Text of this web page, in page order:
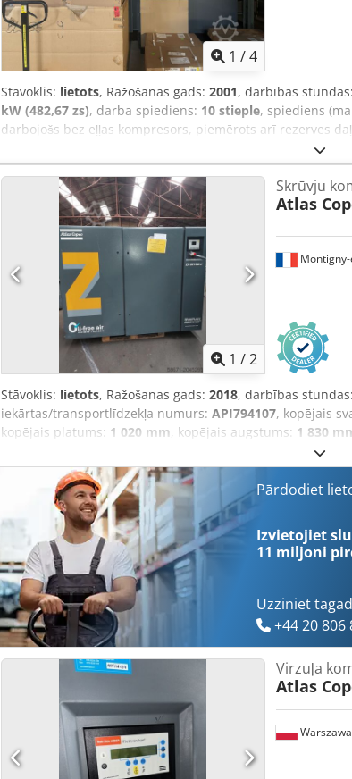
1 /4
Stāvoklis: lietots, Ražošanas gads: 2001, darbības stundas:
kW (482,67 zs), darba spiediens: 10 stieple, spiediens
darbojošs bez eļļas kompresors, piemērots arī rezerves
1 /2
Skrūvju
Atlas
Stāvoklis: lietots, Ražošanas gads: 2018, darbības stundas:
iekārtas/transportlīdzekļa numurs: API794107, kopējais
kopējais platums: 1 020 mm, kopējais augstums: 1 830
Pieejama
gaisa sistēma, Atlas Copco ZR55VSDFF eļļas piedziņas
meklē efektīvus un uzticamus saspiestā gaisa
modelis nodrošina optimālu veiktspēju, vienlaikus
ātruma piedziņas) tehnoloģijai. Dcsdpfsxugwiex Agnek
Pārdodiet
Izvietojiet
11 miljoni
Uzziniet tagad
+44 20 806
Warszawa
Virzuļa
Atlas